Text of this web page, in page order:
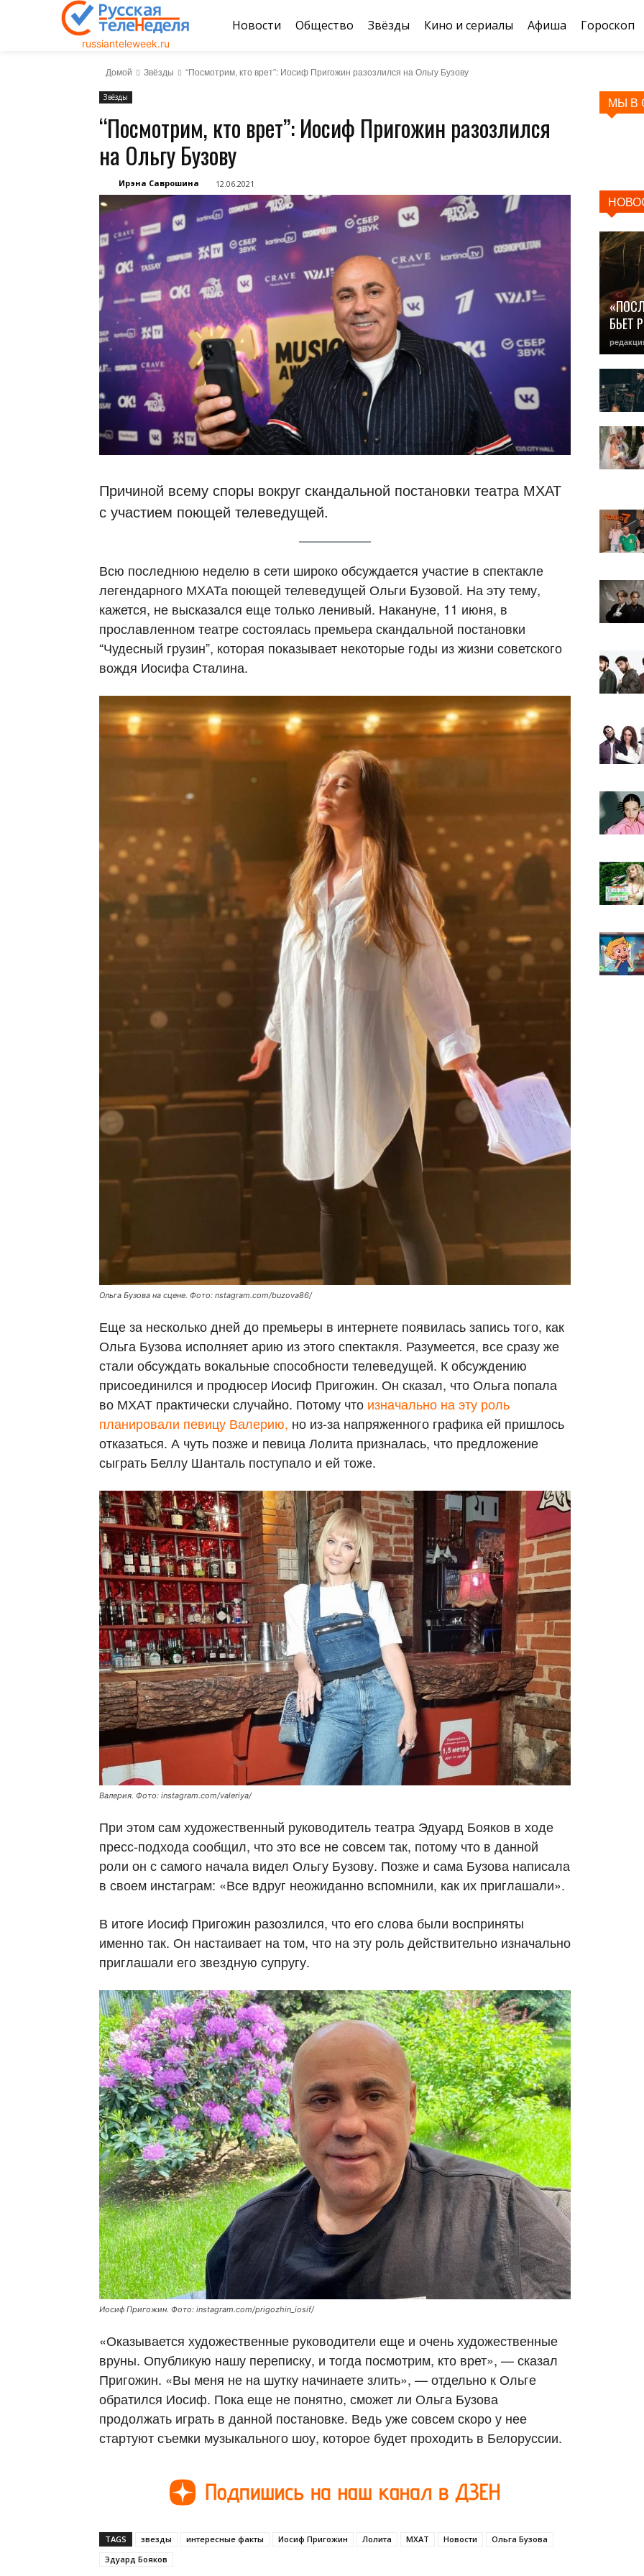
russianteleweek.ru
Новости Общество Звёзды Кино и сериалы Афиша Гороскоп
Домой Звёзды “Посмотрим, кто врет”: Иосиф Пригожин разозлился на Ольгу Бузову
Звёзды
“Посмотрим, кто врет”: Иосиф Пригожин разозлился
на Ольгу Бузову
Ирэна Саврошина 12.06.2021
Причиной всему споры вокруг скандальной постановки театра МХАТ
с участием поющей телеведущей.
Всю последнюю неделю в сети широко обсуждается участие в спектакле
легендарного МХАТа поющей телеведущей Ольги Бузовой. На эту тему,
кажется, не высказался еще только ленивый. Накануне, 11 июня, в
прославленном театре состоялась премьера скандальной постановки
“Чудесный грузин”, которая показывает некоторые годы из жизни советского
вождя Иосифа Сталина.
Ольга Бузова на сцене. Фото: nstagram.com/buzova86/
Еще за несколько дней до премьеры в интернете появилась запись того, как
Ольга Бузова исполняет арию из этого спектакля. Разумеется, все сразу же
стали обсуждать вокальные способности телеведущей. К обсуждению
присоединился и продюсер Иосиф Пригожин. Он сказал, что Ольга попала
во МХАТ практически случайно. Потому что изначально на эту роль
планировали певицу Валерию, но из-за напряженного графика ей пришлось
отказаться. А чуть позже и певица Лолита призналась, что предложение
сыграть Беллу Шанталь поступало и ей тоже.
Валерия. Фото: instagram.com/valeriya/
При этом сам художественный руководитель театра Эдуард Бояков в ходе
пресс-подхода сообщил, что это все не совсем так, потому что в данной
роли он с самого начала видел Ольгу Бузову. Позже и сама Бузова написала
в своем инстаграм: «Все вдруг неожиданно вспомнили, как их приглашали».
В итоге Иосиф Пригожин разозлился, что его слова были восприняты
именно так. Он настаивает на том, что на эту роль действительно изначально
приглашали его звездную супругу.
Иосиф Пригожин. Фото: instagram.com/prigozhin_iosif/
«Оказывается художественные руководители еще и очень художественные
вруны. Опубликую нашу переписку, и тогда посмотрим, кто врет», — сказал
Пригожин. «Вы меня не на шутку начинаете злить», — отдельно к Ольге
обратился Иосиф. Пока еще не понятно, сможет ли Ольга Бузова
продолжать играть в данной постановке. Ведь уже совсем скоро у нее
стартуют съемки музыкального шоу, которое будет проходить в Белоруссии.
TAGS звезды интересные факты Иосиф Пригожин Лолита МХАТ Новости
Ольга Бузова
Эдуард Бояков
МЫ В
БЬЕТ